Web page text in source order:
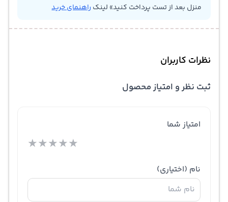
منزل بعد از تست پرداخت کنید» لینک راهنمای خرید
نظرات کاربران
ثبت نظر و امتیاز محصول
امتیاز شما
★★★★★
نام (اختیاری)